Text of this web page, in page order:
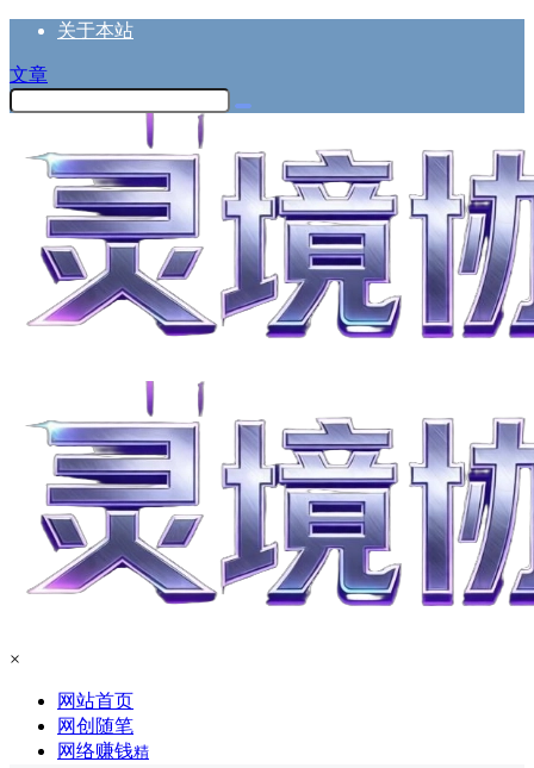
关于本站
文章
×
网站首页
网创随笔
网络赚钱精